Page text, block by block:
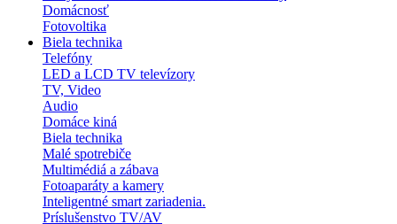
Domácnosť
Fotovoltika
Biela technika
Telefóny
LED a LCD TV televízory
TV, Video
Audio
Domáce kiná
Biela technika
Malé spotrebiče
Multimédiá a zábava
Fotoaparáty a kamery
Inteligentné smart zariadenia.
Príslušenstvo TV/AV